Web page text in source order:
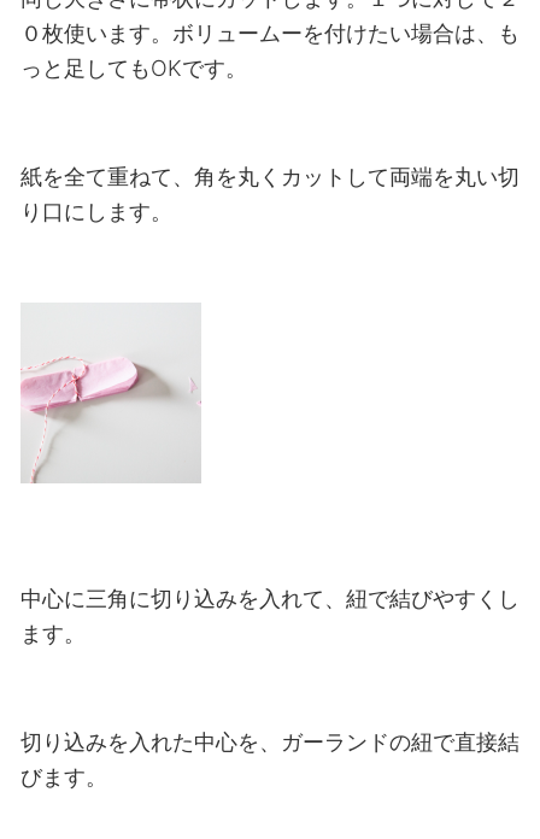
０枚使います。ボリュームーを付けたい場合は、も
っと足してもOKです。
紙を全て重ねて、角を丸くカットして両端を丸い切
り口にします。
中心に三角に切り込みを入れて、紐で結びやすくし
ます。
切り込みを入れた中心を、ガーランドの紐で直接結
びます。